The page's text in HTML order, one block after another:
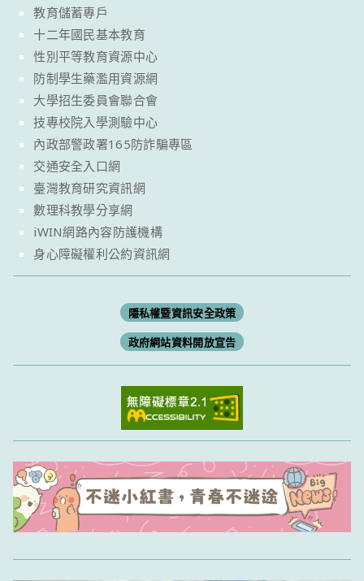
教育儲蓄專戶
十二年國民基本教育
性別平等教育資源中心
防制學生藥濫用資源網
大學招生委員會聯合會
技專校院入學測驗中心
內政部警政署165防詐騙專區
交通安全入口網
臺灣教育研究資訊網
數理科教學分享網
iWIN網路內容防護機構
身心障礙權利公約資訊網
隱私權暨資訊安全政策
政府網站資料開放宣告